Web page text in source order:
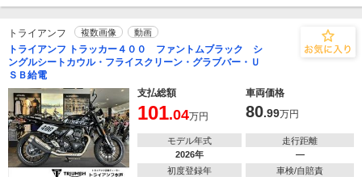
トライアンフ 複数画像 動画
トライアンフ トラッカー４００ ファントムブラック シ
ングルシートカウル・フライスクリーン・グラブバー・Ｕ
ＳＢ給電
支払総額
車両価格
101.04万円 80.99万円
モデル年式
2026年
走行距離
―
初度登録年
車検/自賠責